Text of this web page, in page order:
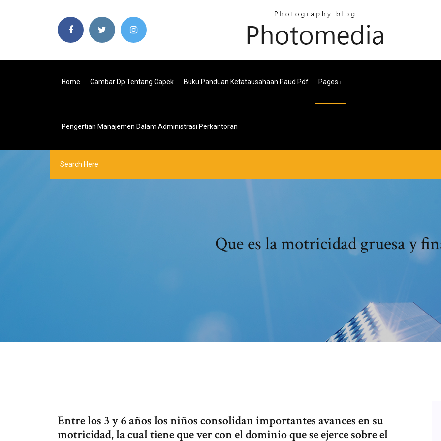
Home Gambar Dp Tentang Capek Buku Panduan Ketatausahaan Paud Pdf Pages
Pengertian Manajemen Dalam Administrasi Perkantoran
Que es la motricidad gruesa y
Entre los 3 y 6 años los niños consolidan importantes avances en su
motricidad, la cual tiene que ver con el dominio que se ejerce sobre el